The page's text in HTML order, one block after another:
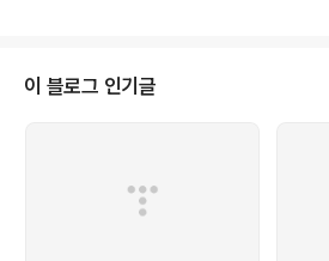
= 10.1, db=11.2;for (long k=0; k
이 블로그 인기글